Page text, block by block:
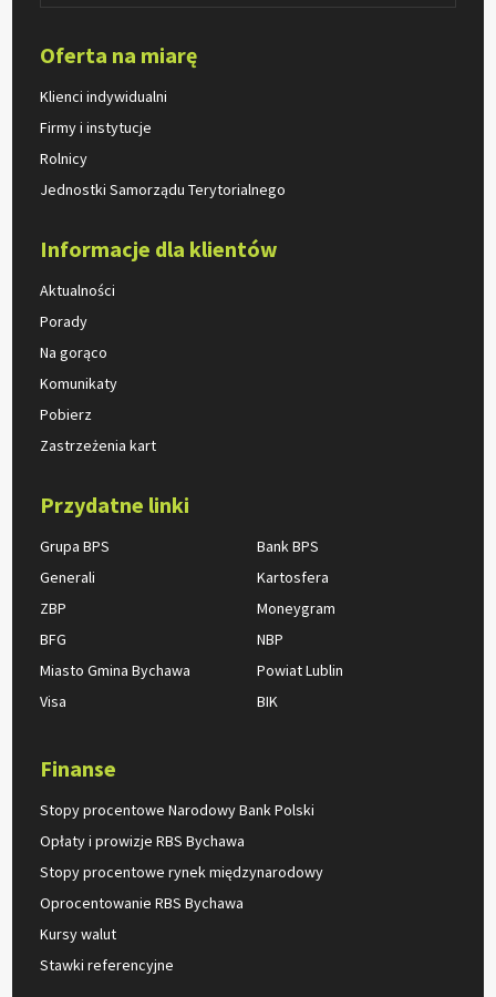
Oferta na miarę
Klienci indywidualni
Firmy i instytucje
Rolnicy
Jednostki Samorządu Terytorialnego
Informacje dla klientów
Aktualności
Porady
Na gorąco
Komunikaty
Pobierz
Zastrzeżenia kart
Przydatne linki
Grupa BPS
Generali
ZBP
BFG
Miasto Gmina Bychawa
Visa
Bank BPS
Kartosfera
Moneygram
NBP
Powiat Lublin
BIK
Finanse
Stopy procentowe Narodowy Bank Polski
Opłaty i prowizje RBS Bychawa
Stopy procentowe rynek międzynarodowy
Oprocentowanie RBS Bychawa
Kursy walut
Stawki referencyjne